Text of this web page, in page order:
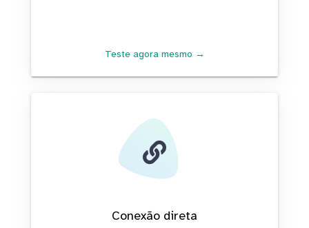
Teste agora mesmo →
Conexão direta